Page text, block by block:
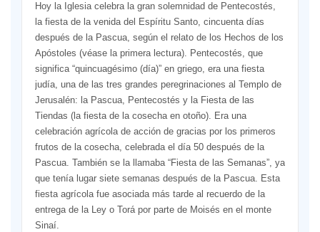
Hoy la Iglesia celebra la gran solemnidad de Pentecostés,
la fiesta de la venida del Espíritu Santo, cincuenta días
después de la Pascua, según el relato de los Hechos de los
Apóstoles (véase la primera lectura). Pentecostés, que
significa “quincuagésimo (día)” en griego, era una fiesta
judía, una de las tres grandes peregrinaciones al Templo de
Jerusalén: la Pascua, Pentecostés y la Fiesta de las
Tiendas (la fiesta de la cosecha en otoño). Era una
celebración agrícola de acción de gracias por los primeros
frutos de la cosecha, celebrada el día 50 después de la
Pascua. También se la llamaba “Fiesta de las Semanas”, ya
que tenía lugar siete semanas después de la Pascua. Esta
fiesta agrícola fue asociada más tarde al recuerdo de la
entrega de la Ley o Torá por parte de Moisés en el monte
Sinaí.